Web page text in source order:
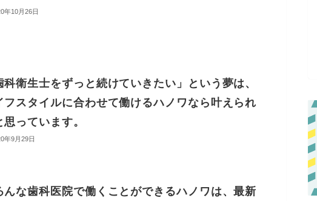
年10月26日
科衛生士をずっと続けていきたい」という夢は、
フスタイルに合わせて働けるハノワなら叶えられ
思っています。
年9月29日
んな歯科医院で働くことができるハノワは、最新